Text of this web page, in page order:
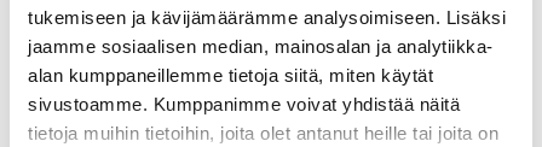
tukemiseen ja kävijämäärämme analysoimiseen. Lisäksi
jaamme sosiaalisen median, mainosalan ja analytiikka-
alan kumppaneillemme tietoja siitä, miten käytät
sivustoamme. Kumppanimme voivat yhdistää näitä
tietoja muihin tietoihin, joita olet antanut heille tai joita on